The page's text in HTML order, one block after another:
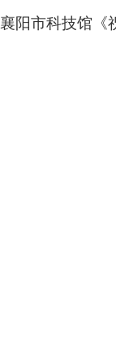
襄阳市科技馆《